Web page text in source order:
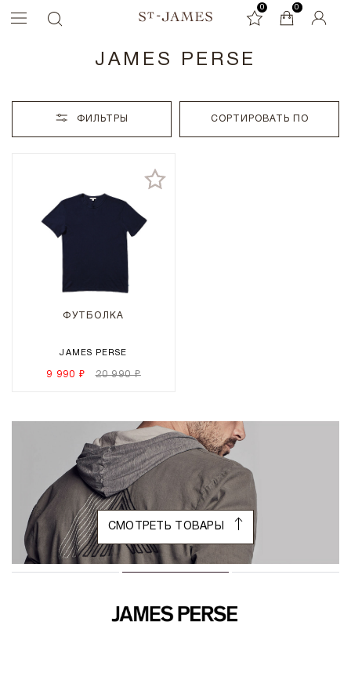
0 0
0
JAMES PERSE
ФИЛЬТРЫ СОРТИРОВАТЬ ПО
ФУТБОЛКА
JAMES PERSE
9 990 ₽ 20 990 ₽
СМОТРЕТЬ ТОВАРЫ